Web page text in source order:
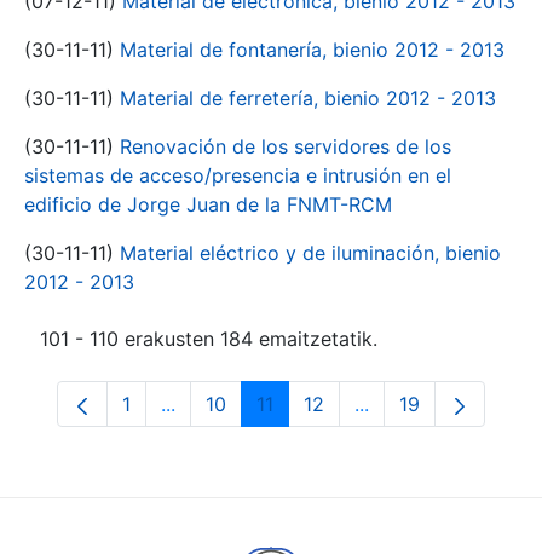
(30-11-11) Material de fontanería, bienio 2012 - 2013
(30-11-11) Material de ferretería, bienio 2012 - 2013
(30-11-11) Renovación de los servidores de los
sistemas de acceso/presencia e intrusión en el
edificio de Jorge Juan de la FNMT-RCM
(30-11-11) Material eléctrico y de iluminación, bienio
2012 - 2013
101 - 110 erakusten 184 emaitzetatik.
Orrialdea
1 ...Intermediate Pages Use TAB to navigate.
Orrialdea
10 Orrialdea
11 Orrialdea
12 ...Intermediate
Orrialdea
19